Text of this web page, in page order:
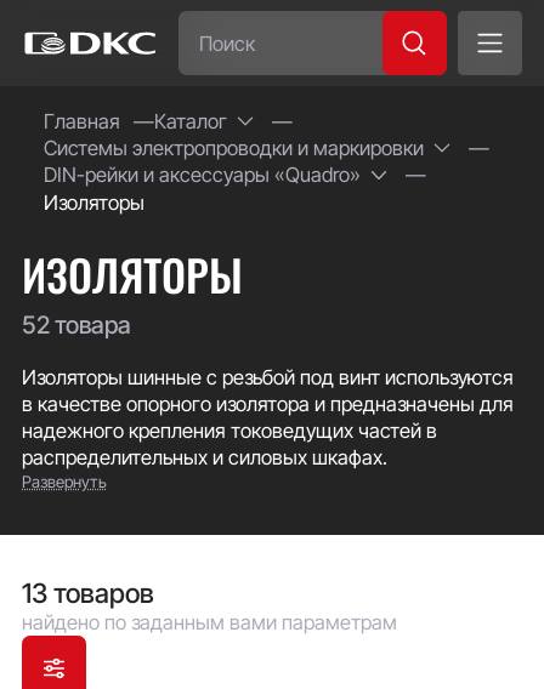
Главная
Каталог
Системы электропроводки и маркировки
DIN-рейки и аксессуары «Quadro»
Изоляторы
ИЗОЛЯТОРЫ
52 товара
Изоляторы шинные с резьбой под винт используются
в качестве опорного изолятора и предназначены для
надежного крепления токоведущих частей в
распределительных и силовых шкафах.
армированным стекловолокном, обладающего
Развернуть
13 товаров
найдено по заданным вами параметрам
Часто ищут:
Специсполнение